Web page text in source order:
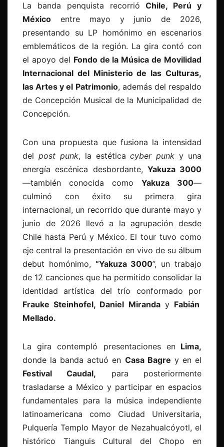
La banda penquista recorrióChile, Perú y
México entre mayo y junio de 2026,
presentando su LP homónimo en escenarios
emblemáticos de la región. La gira contó con
el apoyo del Fondo de la Música de Movilidad
Internacional del Ministerio de las Culturas,
las Artes y el Patrimonio, además del respaldo
de Concepción Musical de la Municipalidad de
Concepción.
Con una propuesta que fusiona la intensidad
del post punk, la estéticacyber punk y una
energía escénica desbordante, Yakuza 3000
—también conocida como Yakuza 300—
culminó con éxito su primera gira
internacional, un recorrido que durante mayo y
junio de 2026 llevó a la agrupación desde
Chile hasta Perú y México. El tour tuvo como
eje central la presentación en vivo de su álbum
debut homónimo, “Yakuza 3000”, un trabajo
de 12 canciones que ha permitido consolidar la
identidad artística del trío conformado por
Frauke Steinhofel, Daniel Miranday Fabián
Mellado.
La gira contempló presentaciones enLima,
donde la banda actuó en Casa Bagre y en el
Festival Caudal, para posteriormente
trasladarse a México y participar en espacios
fundamentales para la música independiente
latinoamericana como Ciudad Universitaria,
Pulquería Templo Mayor de Nezahualcóyotl, el
histórico Tianguis Cultural del Chopo en